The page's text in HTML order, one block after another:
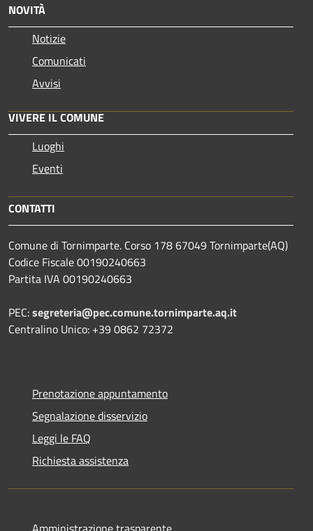
NOVITÀ
Notizie
Comunicati
Avvisi
VIVERE IL COMUNE
Luoghi
Eventi
CONTATTI
Comune di Tornimparte. Corso 178 67049 Tornimparte(AQ)
Codice Fiscale 00190240663
Partita IVA 00190240663
PEC:segreteria@pec.comune.tornimparte.aq.it
Centralino Unico: +39 0862 72372
Prenotazione appuntamento
Segnalazione disservizio
Leggi le FAQ
Richiesta assistenza